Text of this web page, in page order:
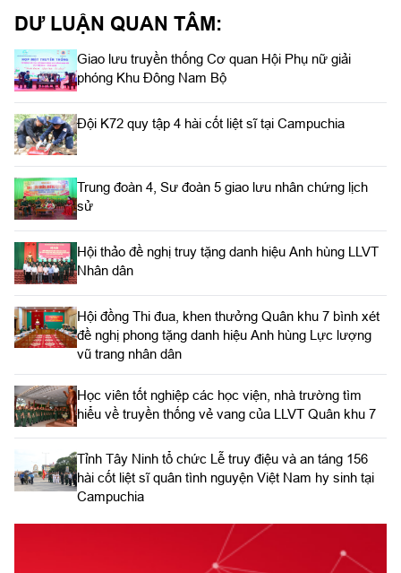
DƯ LUẬN QUAN TÂM:
Giao lưu truyền thống Cơ quan Hội Phụ nữ giải
phóng Khu Đông Nam Bộ
Đội K72 quy tập 4 hài cốt liệt sĩ tại Campuchia
Trung đoàn 4, Sư đoàn 5 giao lưu nhân chứng lịch
sử
Hội thảo đề nghị truy tặng danh hiệu Anh hùng LLVT
Nhân dân
Hội đồng Thi đua, khen thưởng Quân khu 7 bình xét
đề nghị phong tặng danh hiệu Anh hùng Lực lượng
vũ trang nhân dân
Học viên tốt nghiệp các học viện, nhà trường tìm
hiểu về truyền thống vẻ vang của LLVT Quân khu 7
​Tỉnh Tây Ninh tổ chức Lễ truy điệu và an táng 156
hài cốt liệt sĩ quân tình nguyện Việt Nam hy sinh tại
Campuchia